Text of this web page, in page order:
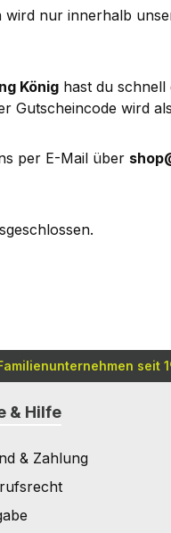
wird nur innerhalb
König hast du schnell
Gutscheincode wird
per E-Mail über
seit
& Hilfe
& Zahlung